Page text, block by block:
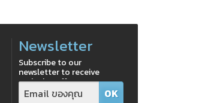
Newsletter
Subscribe to our
newsletter to receive
exclusive offers